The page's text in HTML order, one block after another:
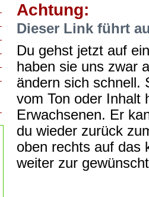
Achtung:
Dieser Link führt
Du gehst jetzt auf
haben sie uns zwar
ändern sich schnell.
vom Ton oder Inhalt
Erwachsenen. Er
du wieder zurück
oben rechts auf das
weiter zur